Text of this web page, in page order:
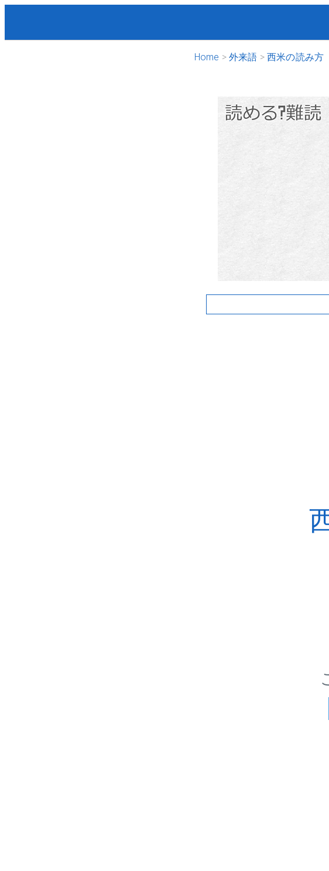
Home 外来語 西米の読み方